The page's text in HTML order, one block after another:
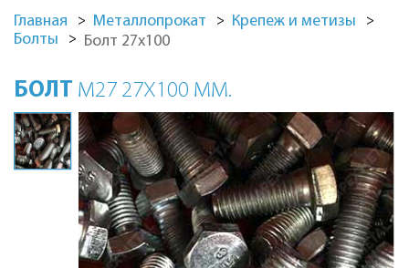
Главная Металлопрокат
Крепеж и метизы
Болты
Болт 27х100
БОЛТ М27 27Х100 ММ.